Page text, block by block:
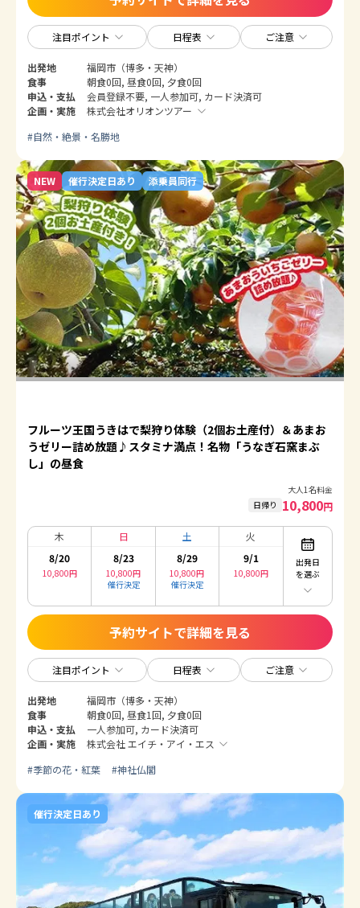
注目ポイント 日程表 ご注意
出発地
福岡市（博多・天神）
食事
朝食0回, 昼食0回, 夕食0回
申込・支払
会員登録不要, 一人参加可, カード決済可
企画・実施
株式会社オリオンツアー
#自然・絶景・名勝地
NEW 催行決定日あり 添乗員同行
フルーツ王国うきはで梨狩り体験（2個お土産付）＆あまお
うゼリー詰め放題♪スタミナ満点！名物「うなぎ石窯まぶ
し」の昼食
大人1名料金
日帰り 10,800円
木
8/20
10,800円
日
8/23
10,800円
催行決定
土
8/29
10,800円
催行決定
火
9/1
10,800円
出発日
を選ぶ
予約サイトで詳細を見る
注目ポイント 日程表 ご注意
出発地
福岡市（博多・天神）
食事
朝食0回, 昼食1回, 夕食0回
申込・支払
一人参加可, カード決済可
企画・実施
株式会社 エイチ・アイ・エス
#季節の花・紅葉 #神社仏閣
催行決定日あり